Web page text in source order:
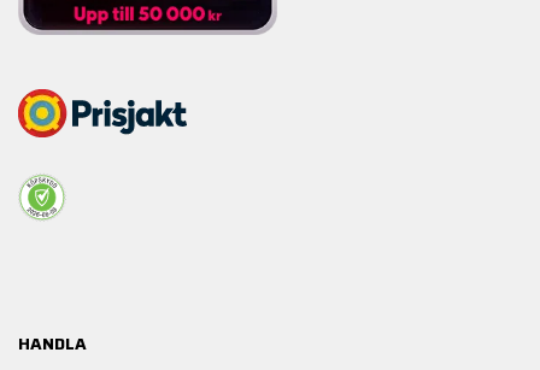
HANDLA